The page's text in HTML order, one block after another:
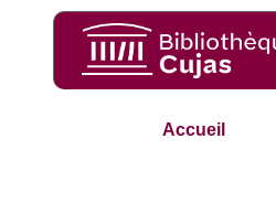
Accueil